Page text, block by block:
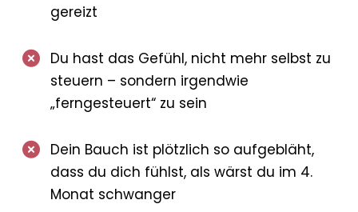
gereizt
Du hast das Gefühl, nicht mehr selbst zu
steuern – sondern irgendwie
„ferngesteuert“ zu sein
Dein Bauch ist plötzlich so aufgebläht,
dass du dich fühlst, als wärst du im 4.
Monat schwanger